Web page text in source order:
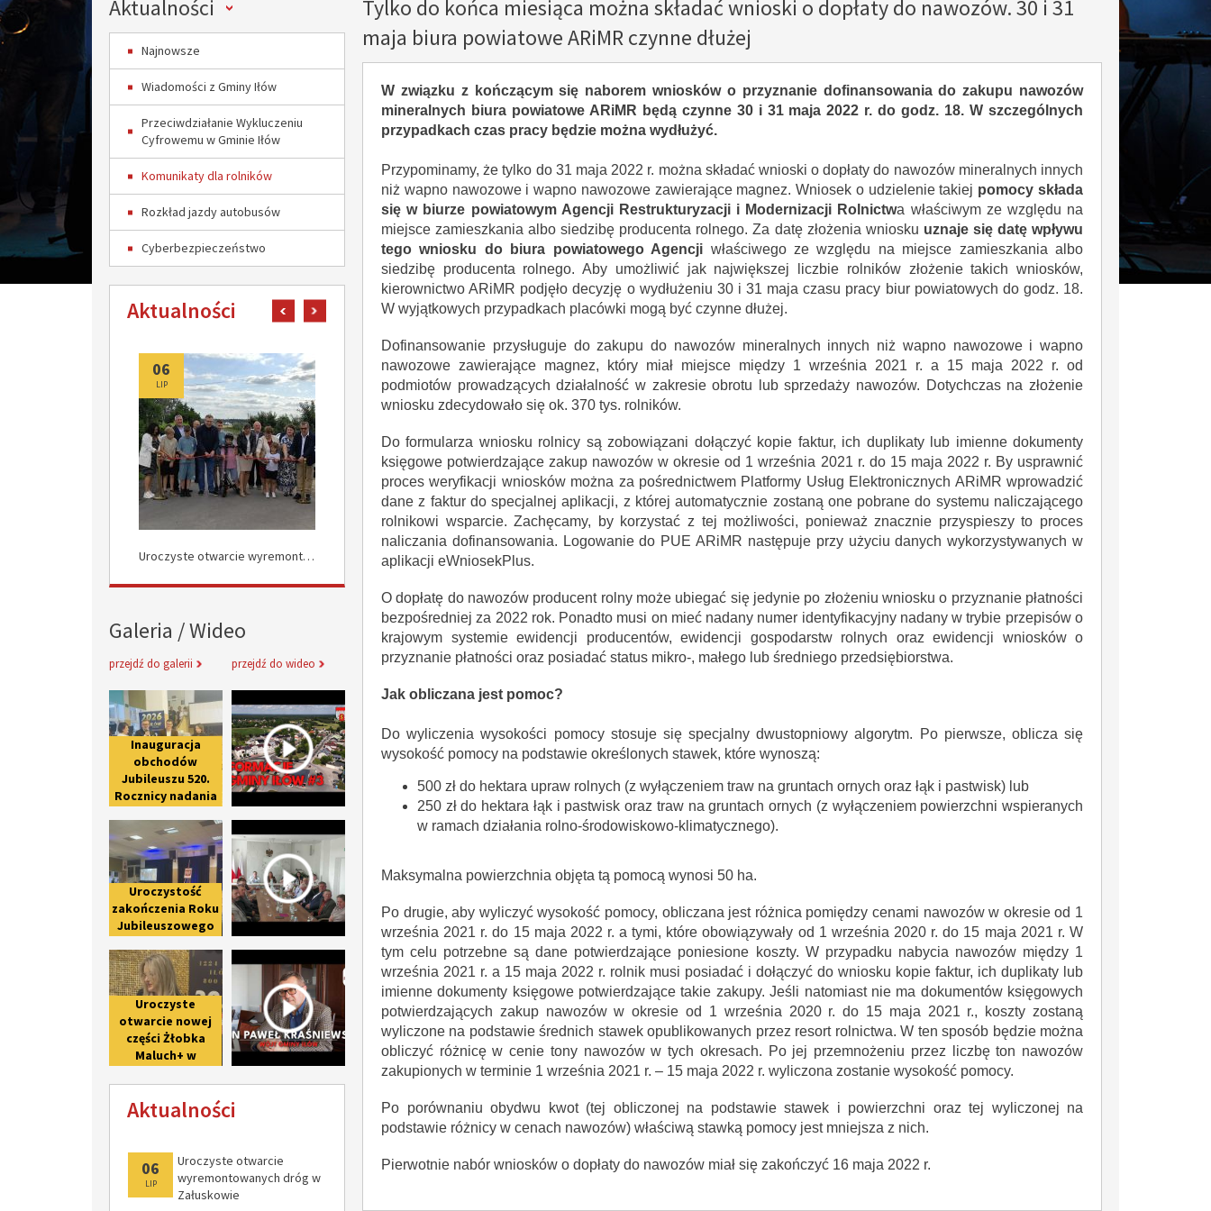
Menu
Aktualności
Najnowsze
Wiadomości z Gminy Iłów
Przeciwdziałanie Wykluczeniu
Cyfrowemu w Gminie Iłów
Komunikaty dla rolników
Rozkład jazdy autobusów
Cyberbezpieczeństwo
Aktualności pokaż poprzedni artykuł
pokaż następny artykuł
06
LIP
Uroczyste otwarcie wyremontowanych dróg w Załuskowie DOFINANSOWANIE NA REALIZACJĘ ZADANIA Z BUDŻETU WOJEWÓDZTWA MAZOWIECKIEGO W RAMACH PROGRAMU „MAZOWSZE DLA KLIMATU 2026”
26
CZE
02
CZE
29
MAJ
18
MAJ
Galeria / Wideo
przejdź do galerii przejdź do wideo
Inauguracja obchodów Jubileuszu 520. Rocznicy nadania praw miejskich Iłowowi - fotorelacja
Inauguracja
obchodów
Jubileuszu 520.
Rocznicy nadania
Iłowowi -
fotorelacja
Informacje z Gminy Iłów - lipiec
Uroczystość zakończenia Roku Jubileuszowego upamiętniającego 800-lecie pierwszej wzmianki o Iłowie
Uroczystość
zakończenia Roku
Jubileuszowego
800-lecie pierwszej
wzmianki o Iłowie
Spotkanie w sprawie przywrócenia praw miejskich - Specjalna Łódzka Strefa Ekonomiczna
Uroczyste otwarcie nowej części Żłobka Maluch+ w Giżycach po II etapie modernizacji
Uroczyste
otwarcie nowej
części Żłobka
Maluch+ w
etapie
modernizacji
Wywiad z Wójtem Janem Kraśniewskim w infoPłockTV
Aktualności
06
LIP
Uroczyste otwarcie
wyremontowanych dróg w
Załuskowie
Tylko do końca miesiąca można składać wnioski o dopłaty do nawozów. 30 i 31
maja biura powiatowe ARiMR czynne dłużej
W związku z kończącym się naborem wniosków o przyznanie dofinansowania do zakupu nawozów
mineralnych biura powiatowe ARiMR będą czynne 30 i 31 maja 2022 r. do godz. 18. W szczególnych
przypadkach czas pracy będzie można wydłużyć.
Przypominamy, że tylko do 31 maja 2022 r. można składać wnioski o dopłaty do nawozów mineralnych innych
niż wapno nawozowe i wapno nawozowe zawierające magnez. Wniosek o udzielenie takiej pomocy składa
się w biurze powiatowym Agencji Restrukturyzacji i Modernizacji Rolnictwa właściwym ze względu na
miejsce zamieszkania albo siedzibę producenta rolnego. Za datę złożenia wniosku uznaje się datę wpływu
tego wniosku do biura powiatowego Agencji właściwego ze względu na miejsce zamieszkania albo
siedzibę producenta rolnego. Aby umożliwić jak największej liczbie rolników złożenie takich wniosków,
kierownictwo ARiMR podjęło decyzję o wydłużeniu 30 i 31 maja czasu pracy biur powiatowych do godz. 18.
W wyjątkowych przypadkach placówki mogą być czynne dłużej.
Dofinansowanie przysługuje do zakupu do nawozów mineralnych innych niż wapno nawozowe i wapno
nawozowe zawierające magnez, który miał miejsce między 1 września 2021 r. a 15 maja 2022 r. od
podmiotów prowadzących działalność w zakresie obrotu lub sprzedaży nawozów. Dotychczas na złożenie
wniosku zdecydowało się ok. 370 tys. rolników.
Do formularza wniosku rolnicy są zobowiązani dołączyć kopie faktur, ich duplikaty lub imienne dokumenty
księgowe potwierdzające zakup nawozów w okresie od 1 września 2021 r. do 15 maja 2022 r. By usprawnić
proces weryfikacji wniosków można za pośrednictwem Platformy Usług Elektronicznych ARiMR wprowadzić
dane z faktur do specjalnej aplikacji, z której automatycznie zostaną one pobrane do systemu naliczającego
rolnikowi wsparcie. Zachęcamy, by korzystać z tej możliwości, ponieważ znacznie przyspieszy to proces
naliczania dofinansowania. Logowanie do PUE ARiMR następuje przy użyciu danych wykorzystywanych w
aplikacji eWniosekPlus.
O dopłatę do nawozów producent rolny może ubiegać się jedynie po złożeniu wniosku o przyznanie płatności
bezpośredniej za 2022 rok. Ponadto musi on mieć nadany numer identyfikacyjny nadany w trybie przepisów o
krajowym systemie ewidencji producentów, ewidencji gospodarstw rolnych oraz ewidencji wniosków o
przyznanie płatności oraz posiadać status mikro-, małego lub średniego przedsiębiorstwa.
Jak obliczana jest pomoc?
Do wyliczenia wysokości pomocy stosuje się specjalny dwustopniowy algorytm. Po pierwsze, oblicza się
wysokość pomocy na podstawie określonych stawek, które wynoszą:
500 zł do hektara upraw rolnych (z wyłączeniem traw na gruntach ornych oraz łąk i pastwisk) lub
250 zł do hektara łąk i pastwisk oraz traw na gruntach ornych (z wyłączeniem powierzchni wspieranych
w ramach działania rolno-środowiskowo-klimatycznego).
Maksymalna powierzchnia objęta tą pomocą wynosi 50 ha.
Po drugie, aby wyliczyć wysokość pomocy, obliczana jest różnica pomiędzy cenami nawozów w okresie od 1
września 2021 r. do 15 maja 2022 r. a tymi, które obowiązywały od 1 września 2020 r. do 15 maja 2021 r. W
tym celu potrzebne są dane potwierdzające poniesione koszty. W przypadku nabycia nawozów między 1
września 2021 r. a 15 maja 2022 r. rolnik musi posiadać i dołączyć do wniosku kopie faktur, ich duplikaty lub
imienne dokumenty księgowe potwierdzające takie zakupy. Jeśli natomiast nie ma dokumentów księgowych
potwierdzających zakup nawozów w okresie od 1 września 2020 r. do 15 maja 2021 r., koszty zostaną
wyliczone na podstawie średnich stawek opublikowanych przez resort rolnictwa. W ten sposób będzie można
obliczyć różnicę w cenie tony nawozów w tych okresach. Po jej przemnożeniu przez liczbę ton nawozów
zakupionych w terminie 1 września 2021 r. – 15 maja 2022 r. wyliczona zostanie wysokość pomocy.
Po porównaniu obydwu kwot (tej obliczonej na podstawie stawek i powierzchni oraz tej wyliczonej na
podstawie różnicy w cenach nawozów) właściwą stawką pomocy jest mniejsza z nich.
Pierwotnie nabór wniosków o dopłaty do nawozów miał się zakończyć 16 maja 2022 r.